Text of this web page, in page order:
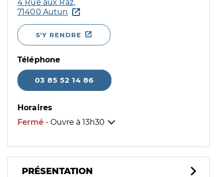
4 Rue aux Raz,
71400 Autun
S'Y RENDRE
Téléphone
03 85 52 14 86
Horaires
Fermé - Ouvre à 13h30
PRÉSENTATION